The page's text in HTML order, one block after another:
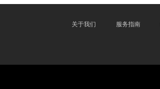
关于我们 服务指南